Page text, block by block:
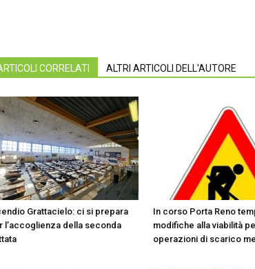
CORRELATI ALTRI ARTICOLI DELL'AUTORE
Grattacielo: ci si prepara
l’accoglienza della seconda
In corso Porta Reno
modifiche alla viabilità
operazioni di scarico